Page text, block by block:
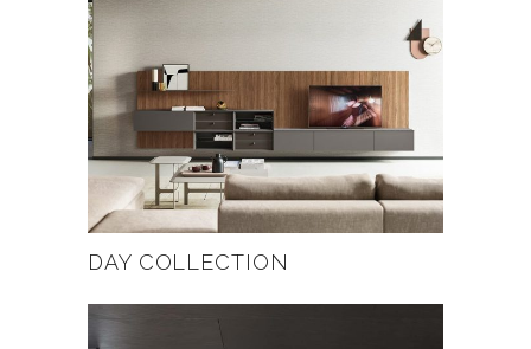
DAY COLLECTION